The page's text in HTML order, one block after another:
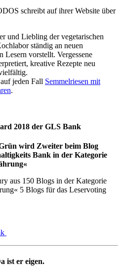
schreibt auf ihrer Website über
und Liebling der vegetarischen
ständig an neuen
Lesern vorstellt. Vergessene
kreative Rezepte neu
jeden Fall Semmelriesen mit
.
2018 der GLS Bank
wird Zweiter beim Blog
Bank in der Kategorie
aus 150 Blogs in der Kategorie
5 Blogs für das Leservoting
ist er eigen.